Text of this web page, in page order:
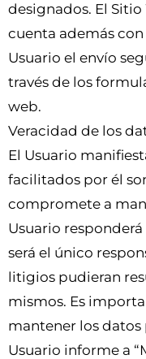
designados. El Sitio
cuenta además
Usuario el envío
través de los
web.
Veracidad de los
El Usuario
facilitados por él
compromete a
Usuario
será el único
litigios pudieran
mismos. Es
mantener los datos
Usuario informe a